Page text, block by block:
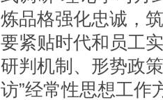
炼品格强化忠诚，
要紧贴时代和员工
研判机制、形势政
访”经常性思想工作